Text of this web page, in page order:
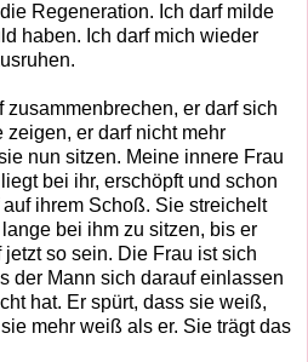
Regeneration. Ich darf milde
haben. Ich darf mich wieder
zusammenbrechen, er darf sich
er darf nicht mehr
nun sitzen. Meine innere Frau
bei ihr, erschöpft und schon
ihrem Schoß. Sie streichelt
bei ihm zu sitzen, bis er
so sein. Die Frau ist sich
der Mann sich darauf einlassen
hat. Er spürt, dass sie weiß,
mehr weiß als er. Sie trägt das